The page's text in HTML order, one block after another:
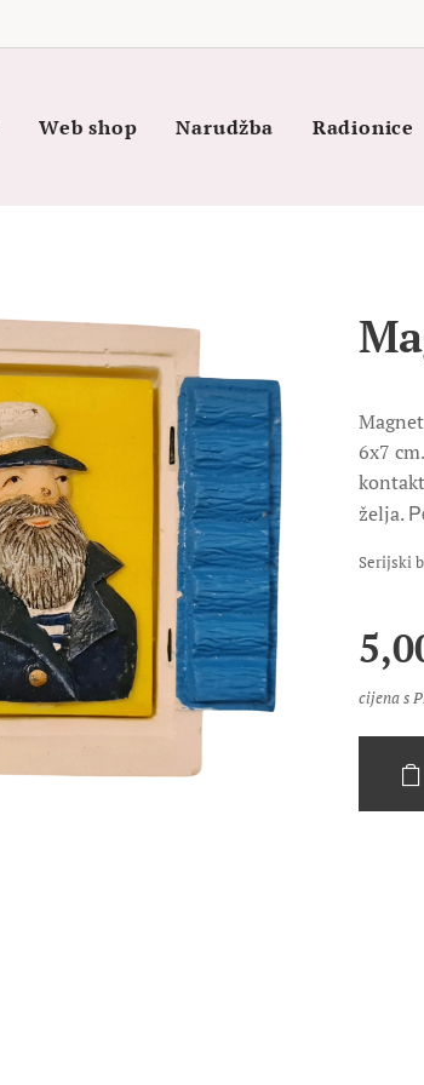
Web shop Narudžba Radionice
6x7
želja.
Serijski
cijena s